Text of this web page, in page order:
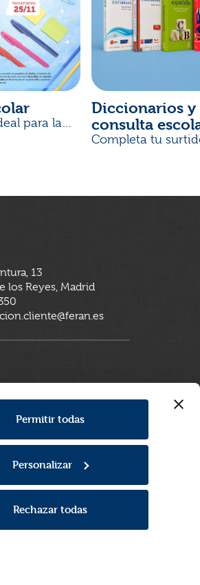
Permitir todas
Personalizar
Rechazar todas
para la
Diccionarios y
consulta
Completa tu
13
los Reyes, Madrid